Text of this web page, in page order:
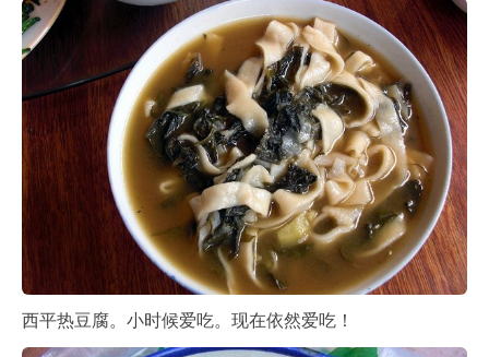
西平热豆腐。小时候爱吃。现在依然爱吃！